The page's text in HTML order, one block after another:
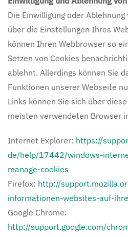
Die Einwilligung oder
über die Einstellungen Ihres
können Ihren Webbrowser so
Setzen von Cookies
ablehnt. Allerdings können Sie
Funktionen unserer Webseite
Links können Sie sich über
meisten verwendeten Browser
Internet Explorer: https://
de/help/17442/windows-
manage-cookies
Firefox: http://
informationen-websites-auf-
Google Chrome:
http://support.google.com/